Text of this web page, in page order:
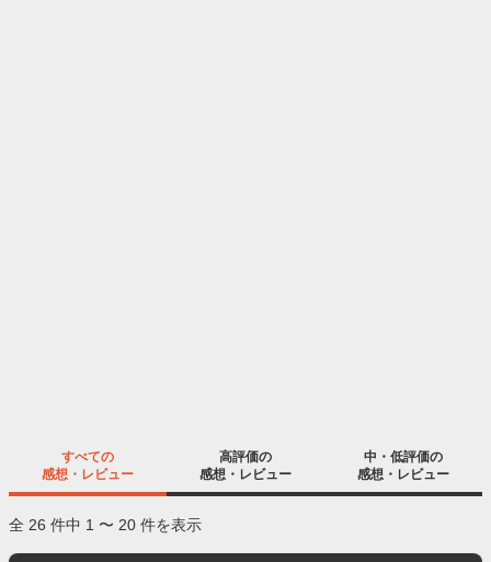
すべての
感想・レビュー
高評価の
感想・レビュー
中・低評価の
感想・レビュー
全 26 件中 1 〜 20 件を表示